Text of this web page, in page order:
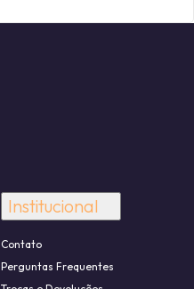
Institucional
Contato
Perguntas Frequentes